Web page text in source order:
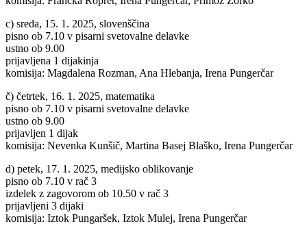
c) sreda, 15. 1. 2025, slovenščina
pisno ob 7.10 v pisarni svetovalne delavke
ustno ob 9.00
prijavljena 1 dijakinja
komisija: Magdalena Rozman, Ana Hlebanja, Irena Pungerčar
č) četrtek, 16. 1. 2025, matematika
pisno ob 7.10 v pisarni svetovalne delavke
ustno ob 9.00
prijavljen 1 dijak
komisija: Nevenka Kunšič, Martina Basej Blaško, Irena Pungerčar
d) petek, 17. 1. 2025, medijsko oblikovanje
pisno ob 7.10 v rač 3
izdelek z zagovorom ob 10.50 v rač 3
prijavljeni 3 dijaki
komisija: Iztok Pungaršek, Iztok Mulej, Irena Pungerčar